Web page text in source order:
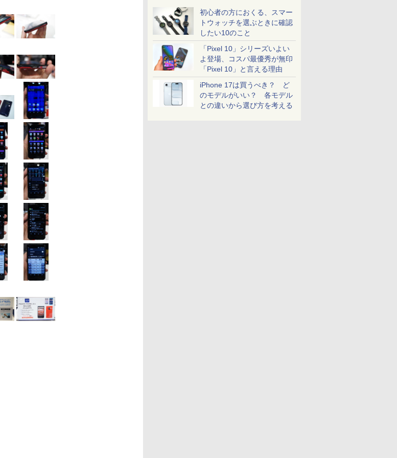
初心者の方におくる、スマー
トウォッチを選ぶときに確認
したい10のこと
「Pixel 10」シリーズいよい
よ登場、コスパ最優秀が無印
「Pixel 10」と言える理由
iPhone 17は買うべき？ ど
のモデルがいい？ 各モデル
との違いから選び方を考える